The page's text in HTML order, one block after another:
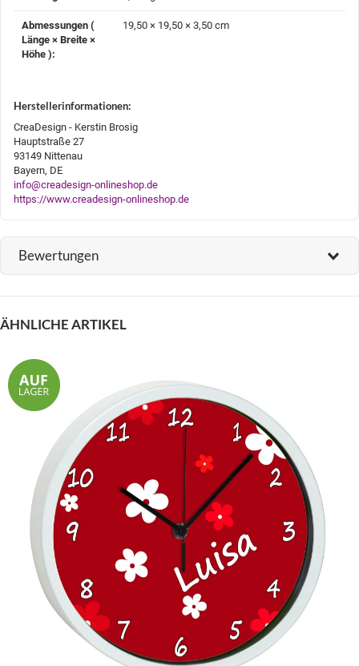
Abmessungen (
Länge × Breite ×
Höhe )‍:
19,50 × 19,50 × 3,50 cm
Herstellerinformationen:
CreaDesign - Kerstin Brosig
Hauptstraße 27
93149 Nittenau
Bayern, DE
info@creadesign-onlineshop.de
https://www.creadesign-onlineshop.de
Bewertungen
ÄHNLICHE ARTIKEL